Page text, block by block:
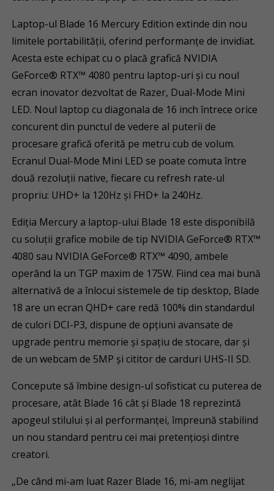
Laptop-ul Blade 16 Mercury Edition extinde din nou
limitele portabilității, oferind performanțe de invidiat.
Acesta este echipat cu o placă grafică NVIDIA
GeForce® RTX™ 4080 pentru laptop-uri și cu noul
ecran inovator dezvoltat de Razer, Dual-Mode Mini
LED. Noul laptop cu diagonala de 16 inch întrece orice
concurent din punctul de vedere al puterii de
procesare grafică oferită pe metru cub de volum.
Ecranul Dual-Mode Mini LED se poate comuta între
două rezoluții native, fiecare cu refresh rate-ul
propriu: UHD+ la 120Hz și FHD+ la 240Hz.
Ediția Mercury a laptop-ului Blade 18 este disponibilă
cu soluții grafice mobile de tip NVIDIA GeForce® RTX™
4080 sau NVIDIA GeForce® RTX™ 4090, ambele
operând la un TGP maxim de 175W. Fiind cea mai bună
alternativă de a înlocui sistemele de tip desktop, Blade
18 are un ecran QHD+ care redă 100% din standardul
de culori DCI-P3, dispune de opțiuni avansate de
upgrade pentru memorie și spațiu de stocare, dar și
de un webcam de 5MP și cititor de carduri UHS-II SD.
Concepute să îmbine design-ul sofisticat cu puterea de
procesare, atât Blade 16 cât și Blade 18 reprezintă
apogeul stilului și al performanței, împreună stabilind
un nou standard pentru cei mai pretențioși dintre
creatori.
„De când mi-am luat Razer Blade 16, mi-am neglijat